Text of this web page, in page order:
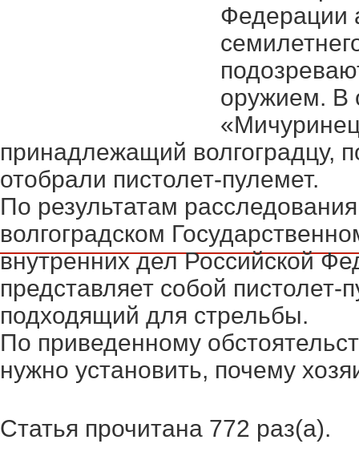
Федерации
оружием. В
принадлежащий волгоградцу,
отобрали пистолет-пулемет.
По результатам
волгоградском
внутренних дел Российской
представляет собой
подходящий для стрельбы.
По приведенному
нужно установить, почему
Статья прочитана 772 раз(a).